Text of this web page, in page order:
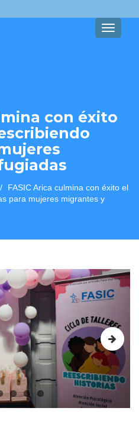
Toggle
con éxito
/
FASIC Arica culmina con éxito el
para mujeres migrantes y
Next